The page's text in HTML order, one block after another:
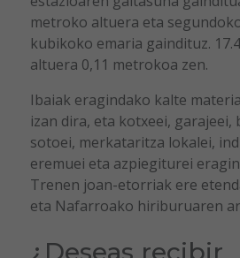
metroko altuera eta
kubikoko emaria gaindituz.
altuera 0,11 metrokoa zen.
Ibaiak eragindako kalte
izan dira, eta kotxeei, garajeei,
sotoei, merkataritza lokalei,
eremuei eta azpiegiturei
Trenen joan-etorriak ere
eta Nafarroako hiriburuaren
¿Deseas recibir